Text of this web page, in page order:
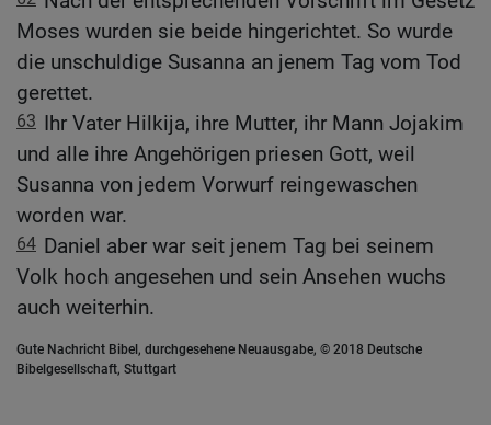
Moses wurden sie beide hingerichtet. So wurde
die unschuldige Susanna an jenem Tag vom Tod
gerettet.
63 Ihr Vater Hilkija, ihre Mutter, ihr Mann Jojakim
und alle ihre Angehörigen priesen Gott, weil
Susanna von jedem Vorwurf reingewaschen
worden war.
64 Daniel aber war seit jenem Tag bei seinem
Volk hoch angesehen und sein Ansehen wuchs
auch weiterhin.
Gute Nachricht Bibel, durchgesehene Neuausgabe, © 2018 Deutsche
Bibelgesellschaft, Stuttgart